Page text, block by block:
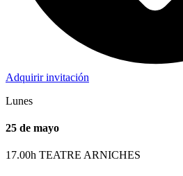
Adquirir invitación
Lunes
25 de mayo
17.00h TEATRE ARNICHES